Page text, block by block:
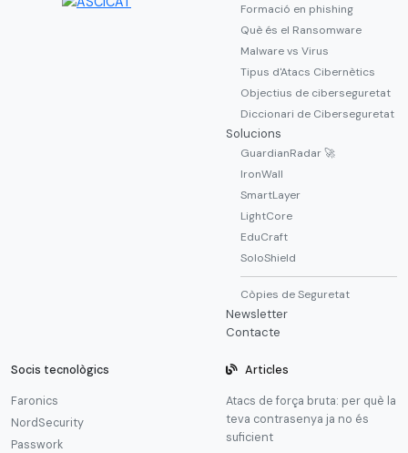
Formació en phishing
Què és el Ransomware
Malware vs Virus
Tipus d'Atacs Cibernètics
Objectius de ciberseguretat
Diccionari de Ciberseguretat
Solucions
GuardianRadar 🚀
IronWall
SmartLayer
LightCore
EduCraft
SoloShield
Còpies de Seguretat
Newsletter
Contacte
Socis tecnològics
Faronics
NordSecurity
Passwork
Articles
Atacs de força bruta: per què la
teva contrasenya ja no és
suficient